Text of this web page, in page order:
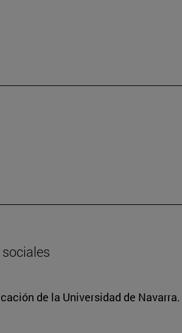
de la Universidad de Navarra.